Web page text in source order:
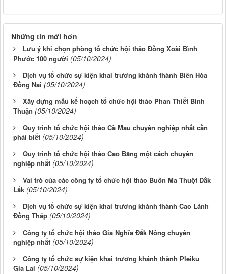
Những tin mới hơn
Lưu ý khi chọn phòng tổ chức hội thảo Đồng Xoài Bình
Phước 100 người (05/10/2024)
Dịch vụ tổ chức sự kiện khai trương khánh thành Biên Hòa
Đồng Nai (05/10/2024)
Xây dựng mẫu kế hoạch tổ chức hội thảo Phan Thiết Bình
Thuận (05/10/2024)
Quy trình tổ chức hội thảo Cà Mau chuyên nghiệp nhất cần
phải biết (05/10/2024)
Quy trình tổ chức hội thảo Cao Bằng một cách chuyên
nghiệp nhất (05/10/2024)
Vai trò của các công ty tổ chức hội thảo Buôn Ma Thuột Đắk
Lắk (05/10/2024)
Dịch vụ tổ chức sự kiện khai trương khánh thành Cao Lãnh
Đồng Tháp (05/10/2024)
Công ty tổ chức hội thảo Gia Nghĩa Đắk Nông chuyên
nghiệp nhất (05/10/2024)
Công ty tổ chức sự kiện khai trương khánh thành Pleiku
Gia Lai (05/10/2024)